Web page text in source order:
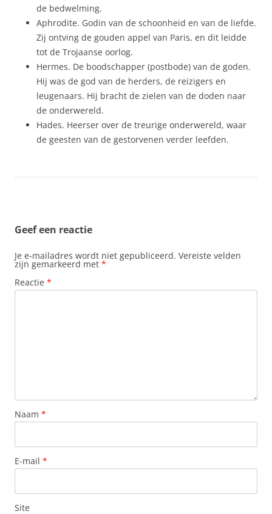
de bedwelming.
Aphrodite. Godin van de schoonheid en van de liefde.
Zij ontving de gouden appel van Paris, en dit leidde
tot de Trojaanse oorlog.
Hermes. De boodschapper (postbode) van de goden.
Hij was de god van de herders, de reizigers en
leugenaars. Hij bracht de zielen van de doden naar
de onderwereld.
Hades. Heerser over de treurige onderwereld, waar
de geesten van de gestorvenen verder leefden.
Geef een reactie
Je e-mailadres wordt niet gepubliceerd. Vereiste velden
zijn gemarkeerd met *
Reactie *
Naam *
E-mail *
Site